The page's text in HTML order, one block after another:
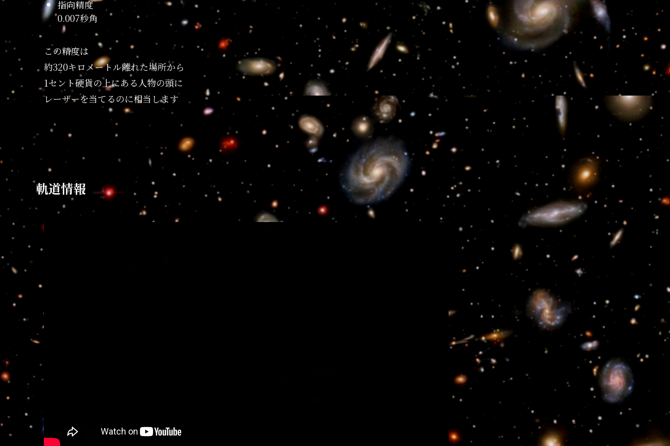
指向精度
0.007秒角
この精度は
約320キロメートル離れた場所から
1セント硬貨の上にある人物の頭に
レーザーを当てるのに相当します
軌道情報